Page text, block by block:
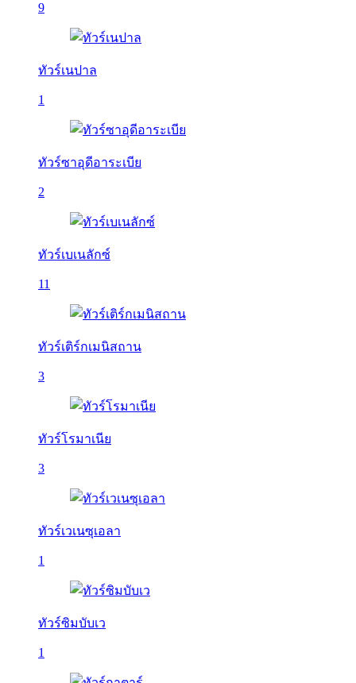
9
ทัวร์เนปาล
1
ทัวร์ซาอุดีอาระเบีย
2
ทัวร์เบเนลักซ์
11
ทัวร์เติร์กเมนิสถาน
3
ทัวร์โรมาเนีย
3
ทัวร์เวเนซุเอลา
1
ทัวร์ซิมบับเว
1